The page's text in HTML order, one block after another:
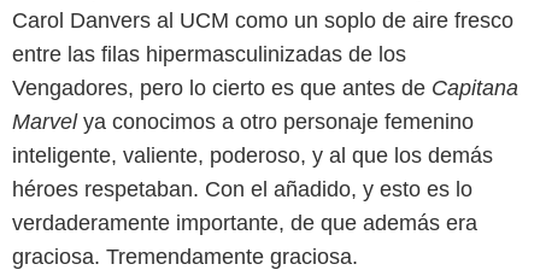
Carol Danvers al UCM como un soplo de aire fresco
entre las filas hipermasculinizadas de los
Vengadores, pero lo cierto es que antes de Capitana
Marvelya conocimos a otro personaje femenino
inteligente, valiente, poderoso, y al que los demás
héroes respetaban. Con el añadido, y esto es lo
verdaderamente importante, de que además era
graciosa. Tremendamente graciosa.